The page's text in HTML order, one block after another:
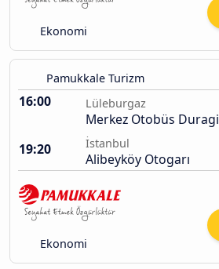
Ekonomi
Pamukkale Turizm
16:00 Lüleburgaz
Merkez Otobüs Duragi
19:20
İstanbul
Alibeyköy Otogarı
Ekonomi